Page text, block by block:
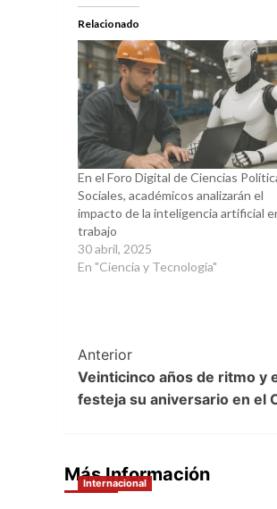
(Se
abre
en
una
ventana
nueva)
(Se
abre
en
una
ventana
nueva)
Relacionado
En el Foro Digital de Ciencias
Sociales, académicos analizarán el
impacto de la inteligencia artificial
trabajo
30 abril, 2025
En "Ciencia y Tecnología"
Post
Navigation
Anterior
Veinticinco años de ritmo y
festeja su aniversario en el
Más Información
Internacional